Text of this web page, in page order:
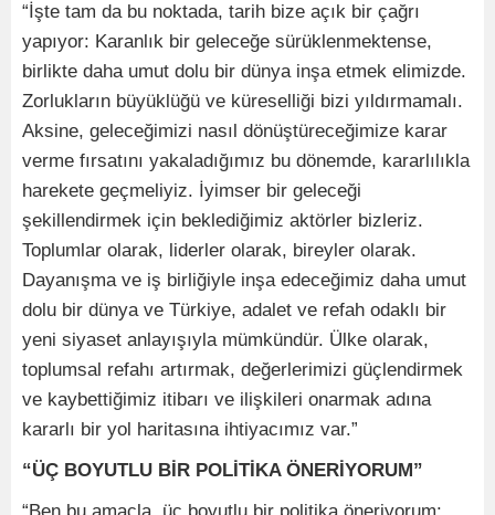
“İşte tam da bu noktada, tarih bize açık bir çağrı
yapıyor: Karanlık bir geleceğe sürüklenmektense,
birlikte daha umut dolu bir dünya inşa etmek elimizde.
Zorlukların büyüklüğü ve küreselliği bizi yıldırmamalı.
Aksine, geleceğimizi nasıl dönüştüreceğimize karar
verme fırsatını yakaladığımız bu dönemde, kararlılıkla
harekete geçmeliyiz. İyimser bir geleceği
şekillendirmek için beklediğimiz aktörler bizleriz.
Toplumlar olarak, liderler olarak, bireyler olarak.
Dayanışma ve iş birliğiyle inşa edeceğimiz daha umut
dolu bir dünya ve Türkiye, adalet ve refah odaklı bir
yeni siyaset anlayışıyla mümkündür. Ülke olarak,
toplumsal refahı artırmak, değerlerimizi güçlendirmek
ve kaybettiğimiz itibarı ve ilişkileri onarmak adına
kararlı bir yol haritasına ihtiyacımız var.”
“ÜÇ BOYUTLU BİR POLİTİKA ÖNERİYORUM”